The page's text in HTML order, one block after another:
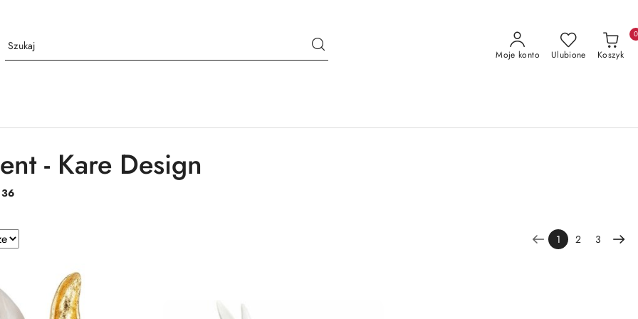
Moje konto Ulubione Koszyk
0
- Kare Design
36
1 2 3